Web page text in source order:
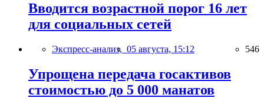
Вводится возрастной порог 16 лет
для социальных сетей
Экспресс-анализ, 05 августа, 15:12 546
Упрощена передача госактивов
стоимостью до 5 000 манатов